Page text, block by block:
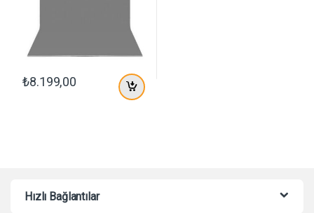
₺8.199,00
Hızlı Bağlantılar